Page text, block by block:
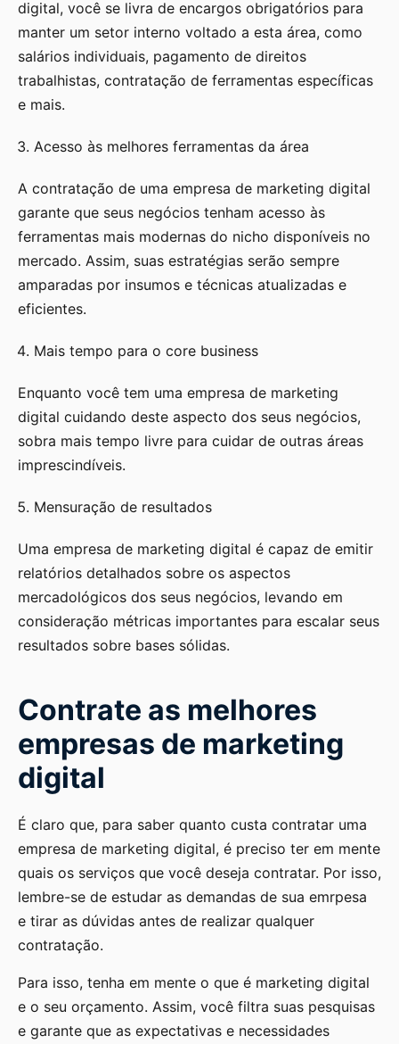
digital, você se livra de encargos obrigatórios para
manter um setor interno voltado a esta área, como
salários individuais, pagamento de direitos
trabalhistas, contratação de ferramentas específicas
e mais.
Acesso às melhores ferramentas da área
A contratação de uma empresa de marketing digital
garante que seus negócios tenham acesso às
ferramentas mais modernas do nicho disponíveis no
mercado. Assim, suas estratégias serão sempre
amparadas por insumos e técnicas atualizadas e
eficientes.
Mais tempo para o core business
Enquanto você tem uma empresa de marketing
digital cuidando deste aspecto dos seus negócios,
sobra mais tempo livre para cuidar de outras áreas
imprescindíveis.
Mensuração de resultados
Uma empresa de marketing digital é capaz de emitir
relatórios detalhados sobre os aspectos
mercadológicos dos seus negócios, levando em
consideração métricas importantes para escalar seus
resultados sobre bases sólidas.
Contrate as melhores
empresas de marketing
digital
É claro que, para saber quanto custa contratar uma
empresa de marketing digital, é preciso ter em mente
quais os serviços que você deseja contratar. Por isso,
lembre-se de estudar as demandas de sua emrpesa
e tirar as dúvidas antes de realizar qualquer
contratação.
Para isso, tenha em mente o que é marketing digital
e o seu orçamento. Assim, você filtra suas pesquisas
e garante que as expectativas e necessidades